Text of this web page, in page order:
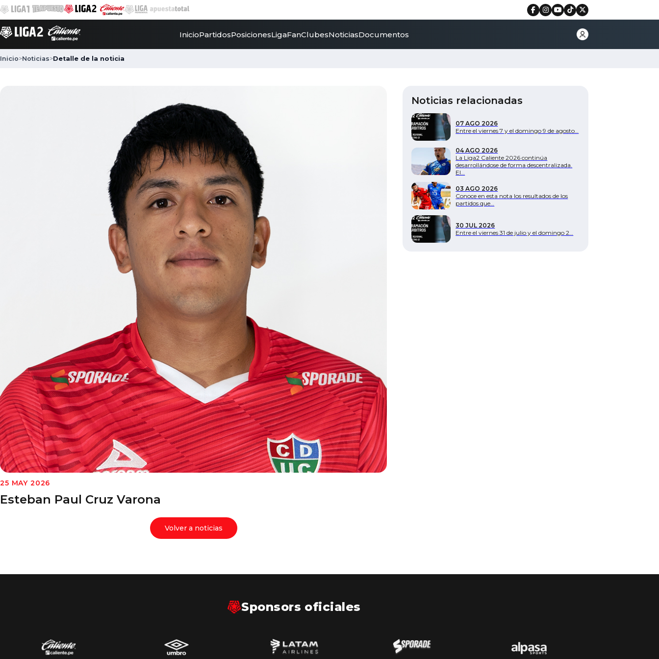
InicioPartidosPosicionesLigaFanClubesNoticiasDocumentos
Inicio>Noticias>Detalle de la noticia
25 MAY 2026
Esteban Paul Cruz Varona
Volver a noticias
Noticias relacionadas
07 AGO 2026
Entre el viernes 7 y el domingo 9 de agosto…
04 AGO 2026
La Liga2 Caliente 2026 continúa
desarrollándose de forma descentralizada.
El…
03 AGO 2026
Conoce en esta nota los resultados de los
partidos que…
30 JUL 2026
Entre el viernes 31 de julio y el domingo 2…
Sponsors oficiales